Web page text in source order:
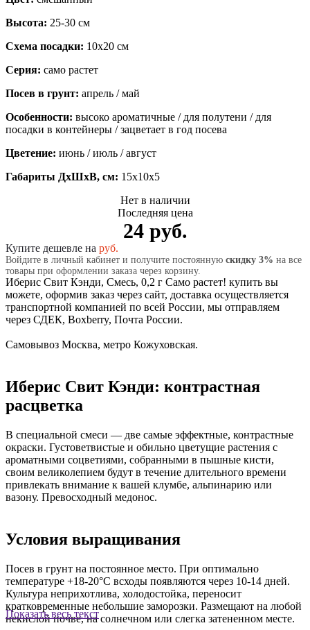
Высота: 25-30 см
Схема посадки: 10х20 см
Серия: само растет
Посев в грунт: апрель / май
Особенности: высоко ароматичные / для полутени / для
посадки в контейнеры / зацветает в год посева
Цветение: июнь / июль / август
Габариты ДхШхВ, см: 15x10x5
Нет в наличии
Последняя цена
24 руб.
Купите дешевле на руб.
Войдите в личный кабинет и получите постоянную скидку 3% на все
товары при оформлении заказа через корзину.
Иберис Свит Кэнди, Смесь, 0,2 г Само растет! купить вы
можете, оформив заказ через сайт, доставка осуществляется
транспортной компанией по всей России, мы отправляем
через СДЕК, Boxberry, Почта России.
Показать весь текст
Самовывоз Москва, метро Кожуховская.
Иберис Свит Кэнди: контрастная
расцветка
В специальной смеси — две самые эффектные, контрастные
окраски. Густоветвистые и обильно цветущие растения с
ароматными соцветиями, собранными в пышные кисти,
своим великолепием будут в течение длительного времени
привлекать внимание к вашей клумбе, альпинарию или
вазону. Превосходный медонос.
Условия выращивания
Посев в грунт на постоянное место. При оптимально
температуре +18-20°С всходы появляются через 10-14 дней.
Культура неприхотлива, холодостойка, переносит
кратковременные небольшие заморозки. Размещают на любой
некислой почве, на солнечном или слегка затененном месте.